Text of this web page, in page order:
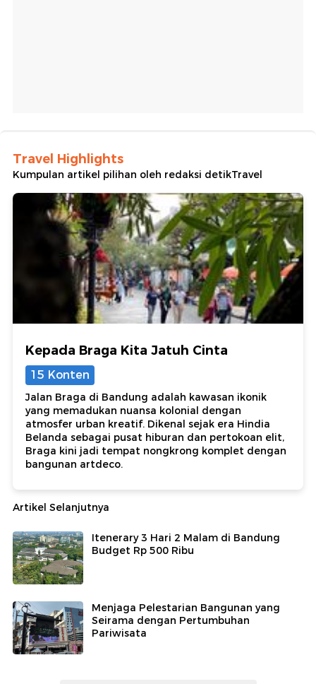
Travel Highlights
Kumpulan artikel pilihan oleh redaksi detikTravel
Kepada Braga Kita Jatuh Cinta
15 Konten
Jalan Braga di Bandung adalah kawasan ikonik
yang memadukan nuansa kolonial dengan
atmosfer urban kreatif. Dikenal sejak era Hindia
Belanda sebagai pusat hiburan dan pertokoan elit,
Braga kini jadi tempat nongkrong komplet dengan
bangunan artdeco.
Artikel Selanjutnya
Itenerary 3 Hari 2 Malam di Bandung
Budget Rp 500 Ribu
Menjaga Pelestarian Bangunan yang
Seirama dengan Pertumbuhan
Pariwisata